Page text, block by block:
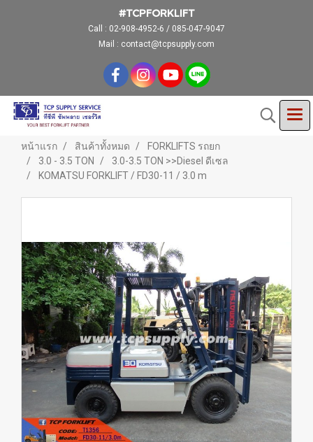
#TCPFORKLIFT
Call : 02-908-4952-6 / 085-047-9047
Mail : contact@tcpsupply.com
หน้าแรก สินค้าทั้งหมด
FORKLIFTS รถยก
3.0 - 3.5 TON
3.0-3.5 TON >>Diesel ดีเซล
KOMATSU FORKLIFT / FD30-11 / 3.0 m